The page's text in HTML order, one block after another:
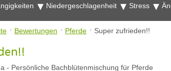
Niedergeschlagenheit Stress
Bewertungen Pferde Super zufrieden!!
- Persönliche Bachblütenmischung für Pferde